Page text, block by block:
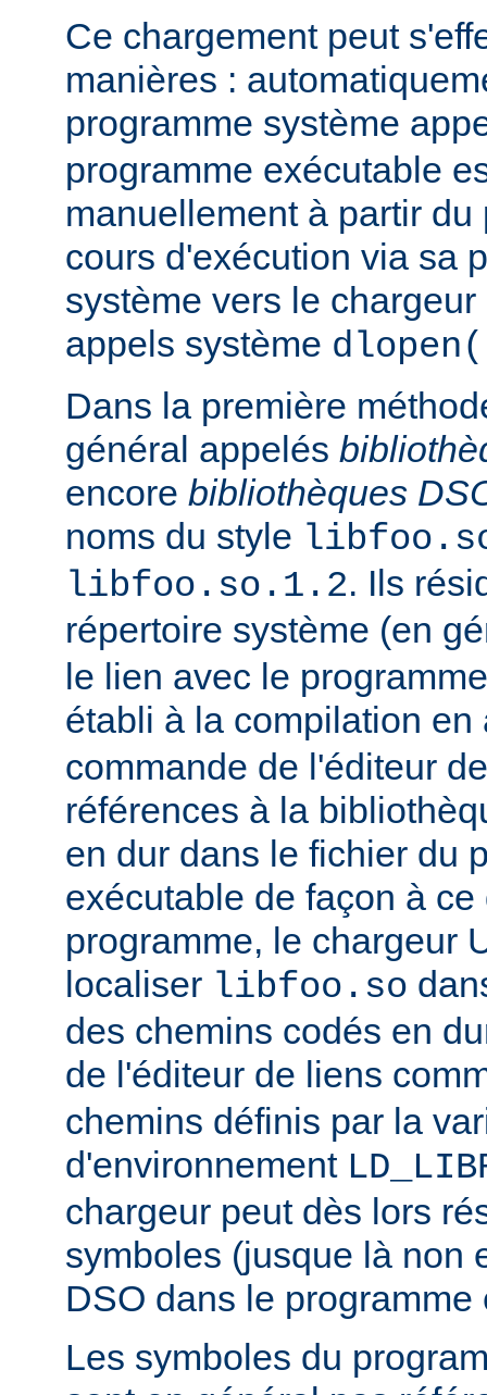
Ce chargement peut
manières :
programme système
programme exécutable
manuellement à partir du
cours d'exécution via sa
système vers le
appels système
Dans la première
général appelés
encore bibliothèques
noms du style
libfoo.so.1.2. Ils
répertoire système (en
le lien avec le
établi à la compilation
commande de l'éditeur
références à la
en dur dans le fichier du
exécutable de façon à
programme, le chargeur
localiser libfoo.so
des chemins codés en
de l'éditeur de liens
chemins définis par la
d'environnement
chargeur peut dès lors
symboles (jusque là non
DSO dans le programme
Les symboles du